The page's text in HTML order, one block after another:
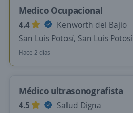
Medico Ocupacional
4.4
Kenworth del Bajio
San Luis Potosí, San Luis Potosí
Hace 2 días
Médico ultrasonografista
4.5
Salud Digna